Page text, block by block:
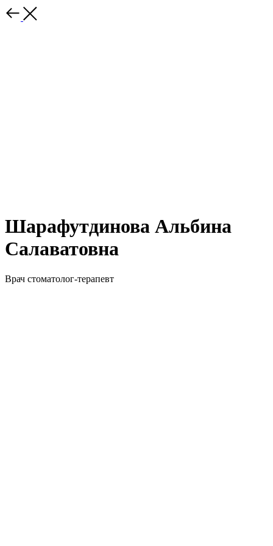
Шарафутдинова Альбина
Салаватовна
Врач стоматолог-терапевт